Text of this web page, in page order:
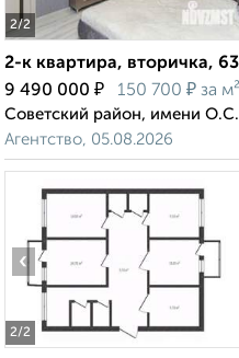
2/2
2-к квартира, вторичка,
9 490 000 ₽ 150 700 ₽ за м²
Советский район, имени
Агентство, 05.08.2026
2/2
‹